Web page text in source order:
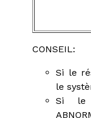
CONSEIL:
Si le
le
Si le